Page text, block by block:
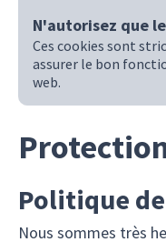
N'autorisez que
Ces cookies sont
assurer le bon
web.
Politique
Nous sommes très